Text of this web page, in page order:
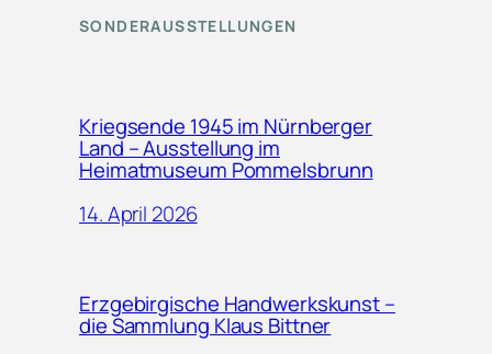
SONDERAUSSTELLUNGEN
Kriegsende 1945 im Nürnberger
Land – Ausstellung im
Heimatmuseum Pommelsbrunn
14. April 2026
Erzgebirgische Handwerkskunst –
die Sammlung Klaus Bittner